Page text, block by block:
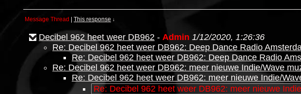
Message Thread This response ↓
Decibel 962 heet weer DB962 - Admin 1/12/2020, 1:26:36
Re: Decibel 962 heet weer DB962: Deep Dance Radio
Re: Decibel 962 heet weer DB962: Deep Dance Radio
Re: Decibel 962 heet weer DB962: meer nieuwe Indie/Wave
Re: Decibel 962 heet weer DB962: meer nieuwe Indie/
Re: Decibel 962 heet weer DB962: meer nieuwe